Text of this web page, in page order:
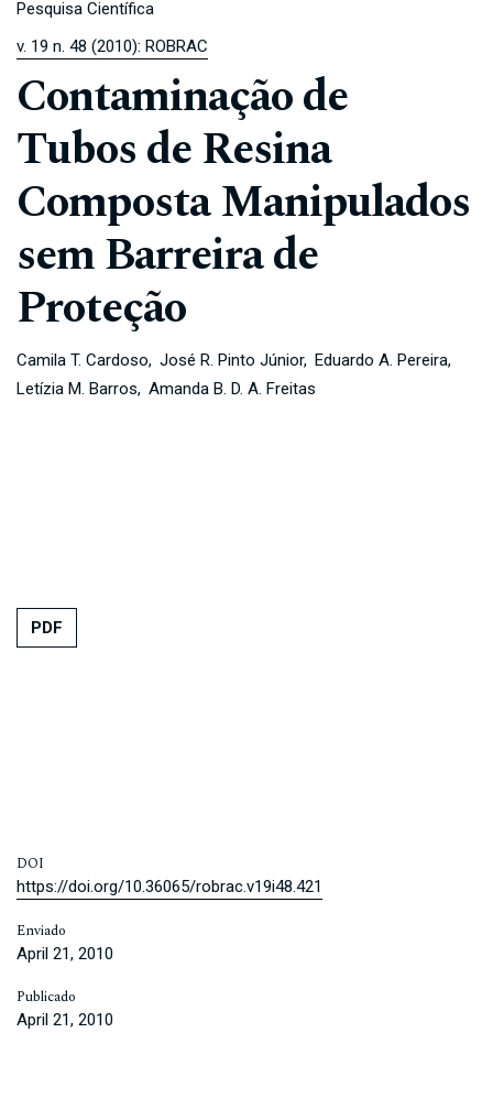
Pesquisa Científica
v. 19 n. 48 (2010): ROBRAC
Contaminação de
Tubos de Resina
Composta Manipulados
sem Barreira de
Proteção
Camila T. Cardoso José R. Pinto Júnior Eduardo A. Pereira
Letízia M. Barros
Amanda B. D. A. Freitas
PDF
DOI
https://doi.org/10.36065/robrac.v19i48.421
Enviado
April 21, 2010
Publicado
April 21, 2010